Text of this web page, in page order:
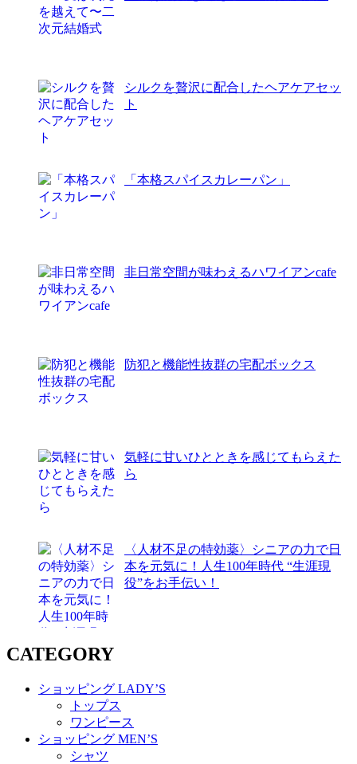
シルクを贅沢に配合したヘアケアセッ
ト
「本格スパイスカレーパン」
非日常空間が味わえるハワイアンcafe
防犯と機能性抜群の宅配ボックス
気軽に甘いひとときを感じてもらえた
ら
〈人材不足の特効薬〉シニアの力で日
本を元気に！人生100年時代 “生涯現
役”をお手伝い！
CATEGORY
ショッピング LADY’S
トップス
ワンピース
ショッピング MEN’S
シャツ